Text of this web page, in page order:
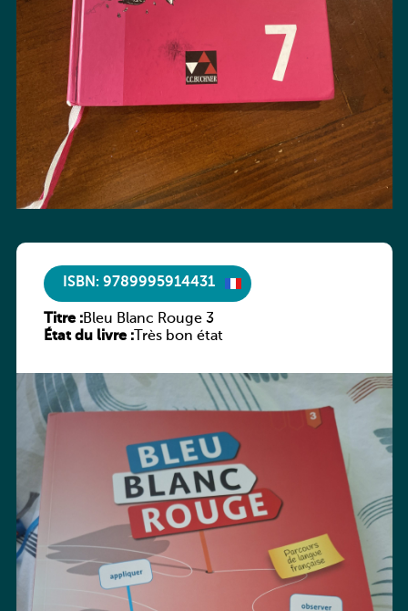
ISBN: 9789995914431
Titre :Bleu Blanc Rouge 3
État du livre :Très bon état